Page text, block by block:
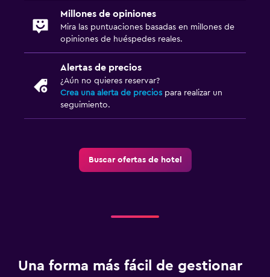
Millones de opiniones
Mira las puntuaciones basadas en millones de
opiniones de huéspedes reales.
Alertas de precios
¿Aún no quieres reservar?
Crea una alerta de precios para realizar un
seguimiento.
Buscar ofertas de hotel
Una forma más fácil de gestionar